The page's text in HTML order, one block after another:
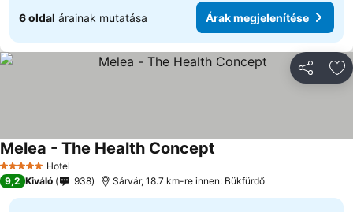
6 oldal árainak mutatása Árak megjelenítése
5 KategóriaHotel
Melea - The Health Concept
9,2 Kiváló 938 Sárvár, 18.7 km-re innen: Bükfürdő